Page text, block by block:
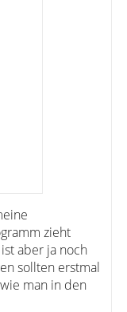
zieht
aber ja noch
sollten erstmal
man in den